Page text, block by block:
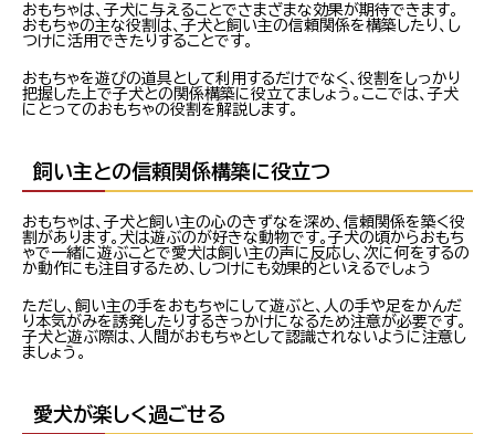
おもちゃは、子犬に与えることでさまざまな効果が期待できます。
おもちゃの主な役割は、子犬と飼い主の信頼関係を構築したり、し
つけに活用できたりすることです。
おもちゃを遊びの道具として利用するだけでなく、役割をしっかり
把握した上で子犬との関係構築に役立てましょう。ここでは、子犬
にとってのおもちゃの役割を解説します。
飼い主との信頼関係構築に役立つ
おもちゃは、子犬と飼い主の心のきずなを深め、信頼関係を築く役
割があります。犬は遊ぶのが好きな動物です。子犬の頃からおもち
ゃで一緒に遊ぶことで愛犬は飼い主の声に反応し、次に何をするの
か動作にも注目するため、しつけにも効果的といえるでしょう
ただし、飼い主の手をおもちゃにして遊ぶと、人の手や足をかんだ
り本気がみを誘発したりするきっかけになるため注意が必要です。
子犬と遊ぶ際は、人間がおもちゃとして認識されないように注意し
ましょう。
愛犬が楽しく過ごせる